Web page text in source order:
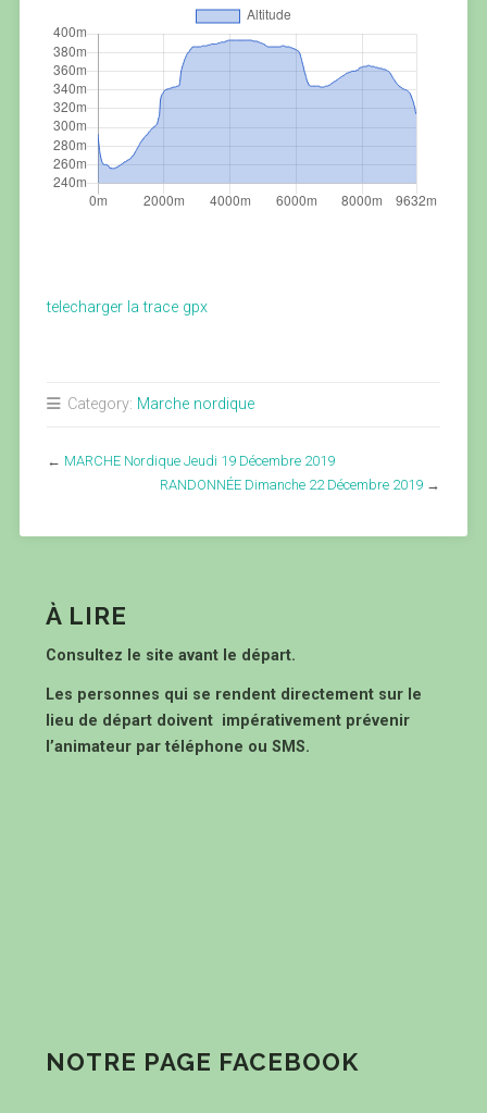
telecharger la trace gpx
Category: Marche nordique
← MARCHE Nordique Jeudi 19 Décembre 2019
RANDONNÉE Dimanche 22 Décembre 2019 →
À LIRE
Consultez le site avant le départ.
Les personnes qui se rendent directement sur le
lieu de départ doivent impérativement prévenir
l’animateur par téléphone ou SMS.
NOTRE PAGE FACEBOOK